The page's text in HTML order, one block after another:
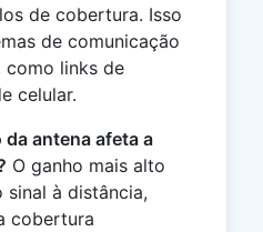
de cobertura. Isso
de comunicação
como links de
celular.
da antena afeta a
O ganho mais alto
à distância,
cobertura